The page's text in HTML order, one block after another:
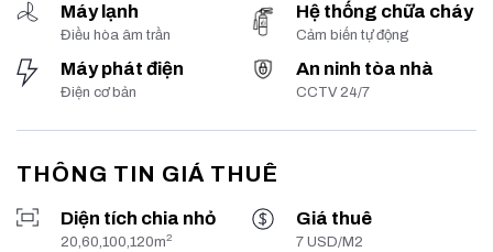
Máy lạnh
Điều hòa âm trần
Hệ thống chữa cháy
Cảm biến tự động
Máy phát điện
Điện cơ bản
An ninh tòa nhà
CCTV 24/7
THÔNG TIN GIÁ THUÊ
Diện tích chia nhỏ
20,60,100,120m2
Giá thuê
7 USD/M2